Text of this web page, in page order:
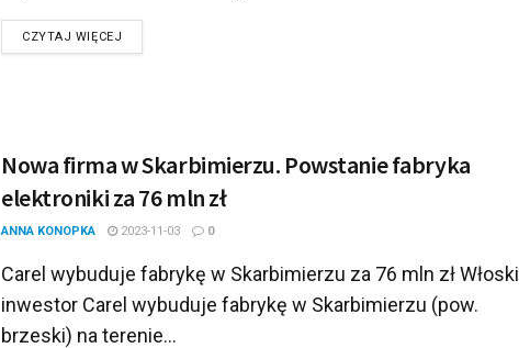
CZYTAJ WIĘCEJ
Nowa firma w Skarbimierzu. Powstanie fabryka
elektroniki za 76 mln zł
ANNA KONOPKA 2023-11-03 0
Carel wybuduje fabrykę w Skarbimierzu za 76 mln zł Włoski
inwestor Carel wybuduje fabrykę w Skarbimierzu (pow.
brzeski) na terenie...